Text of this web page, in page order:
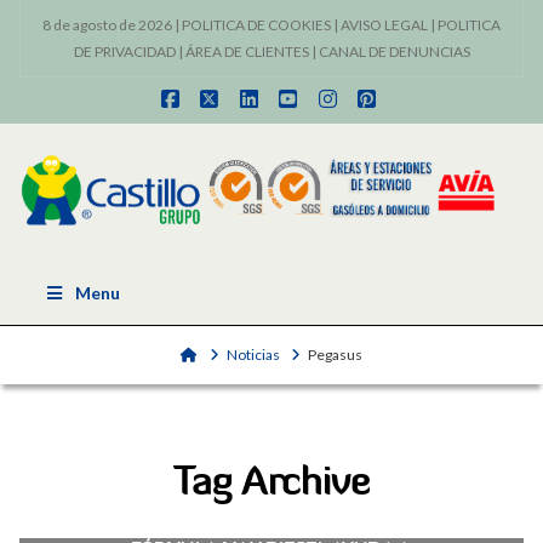
8 de agosto de 2026 | POLITICA DE COOKIES | AVISO LEGAL | POLITICA
DE PRIVACIDAD| ÁREA DE CLIENTES| CANAL DE DENUNCIAS
Facebook
X LinkedInYouTubeInstagram
Pinterest
Menu
HomeNoticias Pegasus
Tag Archive